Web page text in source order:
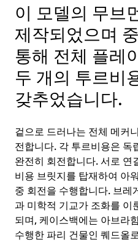
이 모델의 무브
제작되었으며
통해 전체 플레
두 개의 투르비
갖추었습니다.
겉으로 드러나는 전체 메커
전합니다. 각 투르비용은 독
완전히 회전합니다. 서로 연
비용 브릿지를 탑재하여 아
중 회전을 수행합니다. 브레
과 미학적 기교가 조화를 이
되며, 케이스백에는 아브라
수행한 파리 건물인 퀘드올